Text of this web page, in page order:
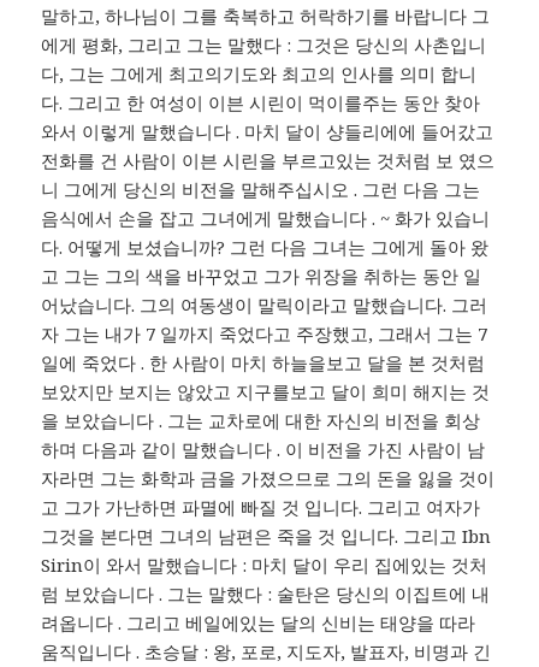
말하고, 하나님이 그를 축복하고 허락하기를 바랍니다 그
에게 평화, 그리고 그는 말했다 : 그것은 당신의 사촌입니
다, 그는 그에게 최고의기도와 최고의 인사를 의미 합니
다. 그리고 한 여성이 이븐 시린이 먹이를주는 동안 찾아
와서 이렇게 말했습니다 . 마치 달이 샹들리에에 들어갔고
전화를 건 사람이 이븐 시린을 부르고있는 것처럼 보 였으
니 그에게 당신의 비전을 말해주십시오 . 그런 다음 그는
음식에서 손을 잡고 그녀에게 말했습니다 . ~ 화가 있습니
다. 어떻게 보셨습니까? 그런 다음 그녀는 그에게 돌아 왔
고 그는 그의 색을 바꾸었고 그가 위장을 취하는 동안 일
어났습니다. 그의 여동생이 말릭이라고 말했습니다. 그러
자 그는 내가 7 일까지 죽었다고 주장했고, 그래서 그는 7
일에 죽었다 . 한 사람이 마치 하늘을보고 달을 본 것처럼
보았지만 보지는 않았고 지구를보고 달이 희미 해지는 것
을 보았습니다 . 그는 교차로에 대한 자신의 비전을 회상
하며 다음과 같이 말했습니다 . 이 비전을 가진 사람이 남
자라면 그는 화학과 금을 가졌으므로 그의 돈을 잃을 것이
고 그가 가난하면 파멸에 빠질 것 입니다. 그리고 여자가
그것을 본다면 그녀의 남편은 죽을 것 입니다. 그리고 Ibn
Sirin이 와서 말했습니다 : 마치 달이 우리 집에있는 것처
럼 보았습니다 . 그는 말했다 : 술탄은 당신의 이집트에 내
려옵니다 . 그리고 베일에있는 달의 신비는 태양을 따라
움직입니다 . 초승달 : 왕, 포로, 지도자, 발표자, 비명과 긴